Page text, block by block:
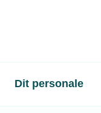
Dit personale
Må jeg